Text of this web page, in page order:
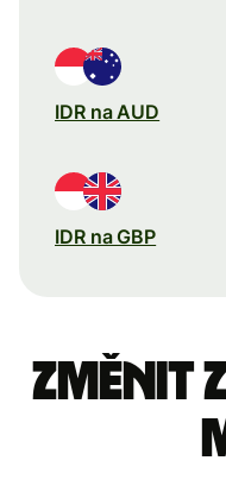
IDR na AUD
IDR na GBP